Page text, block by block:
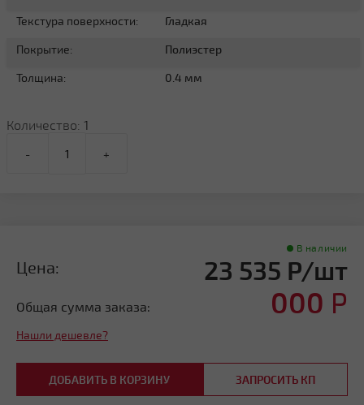
Текстура поверхности: Гладкая
Покрытие: Полиэстер
Толщина: 0.4 мм
Количество: 1
- +
В наличии
Цена: 23 535 Р/шт
Общая сумма заказа: 000 Р
Нашли дешевле?
ДОБАВИТЬ В КОРЗИНУ ЗАПРОСИТЬ КП